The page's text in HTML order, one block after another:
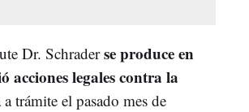
Dr. Schraderse produce en
legales contra la
trámite el pasado mes de